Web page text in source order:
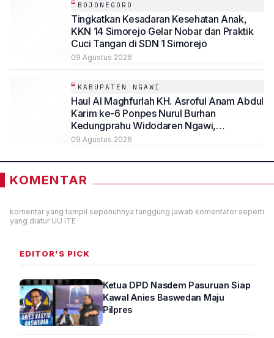
BOJONEGORO
Tingkatkan Kesadaran Kesehatan Anak,
KKN 14 Simorejo Gelar Nobar dan Praktik
Cuci Tangan di SDN 1 Simorejo
09 Agustus 2026
KABUPATEN NGAWI
Haul Al Maghfurlah KH. Asroful Anam Abdul
Karim ke-6 Ponpes Nurul Burhan
Kedungprahu Widodaren Ngawi,
Kesempatan Lelang Wakaf Masih Berlanjut
09 Agustus 2026
KOMENTAR
komentar yang tampil sepenuhnya tanggung jawab komentator seperti
yang diatur UU ITE
EDITOR'S PICK
Ketua DPD Nasdem Pasuruan Siap
Kawal Anies Baswedan Maju
Pilpres